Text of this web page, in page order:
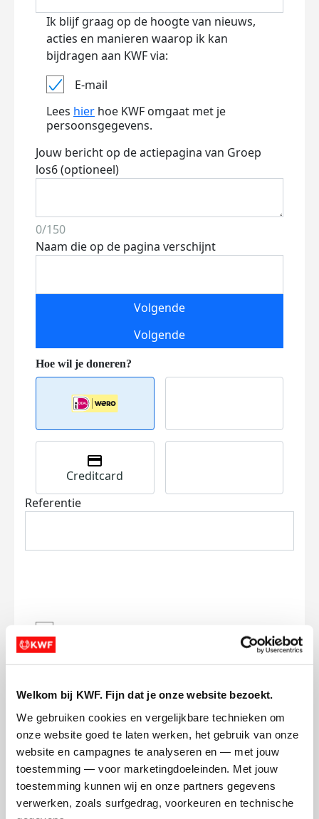
Welkom bij KWF. Fijn dat je onze website bezoekt.
We gebruiken cookies en vergelijkbare technieken om
onze website goed te laten werken, het gebruik van onze
website en campagnes te analyseren en — met jouw
toestemming — voor marketingdoeleinden. Met jouw
toestemming kunnen wij en onze partners gegevens
verwerken, zoals surfgedrag, voorkeuren en technische
Ik blijf graag op de hoogte van nieuws,
acties en manieren waarop ik kan
bijdragen aan KWF via:
E-mail
Lees hier hoe KWF omgaat met je
persoonsgegevens.
Jouw bericht op de actiepagina van Groep
los6 (optioneel)
0/150
Naam die op de pagina verschijnt
Volgende
Volgende
Creditcard
Referentie
Ik wil bijdragen aan de transactiekosten
en betaal €0.75 extra.
Opgehaald
€4.303
Streefbedrag
€2.500